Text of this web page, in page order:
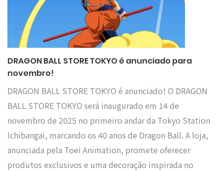
DRAGON BALL STORE TOKYO é anunciado para
novembro!
DRAGON BALL STORE TOKYO é anunciado! O DRAGON
BALL STORE TOKYO será inaugurado em 14 de
novembro de 2025 no primeiro andar da Tokyo Station
Ichibangai, marcando os 40 anos de Dragon Ball. A loja,
anunciada pela Toei Animation, promete oferecer
produtos exclusivos e uma decoração inspirada no